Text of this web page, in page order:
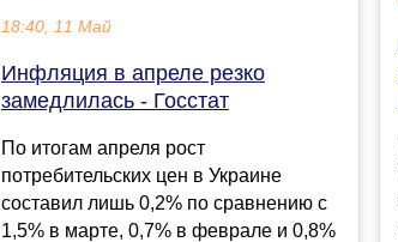
18:40, 11 Май
Инфляция в апреле резко
замедлилась - Госстат
По итогам апреля рост
потребительских цен в Украине
составил лишь 0,2% по сравнению с
1,5% в марте, 0,7% в феврале и 0,8%